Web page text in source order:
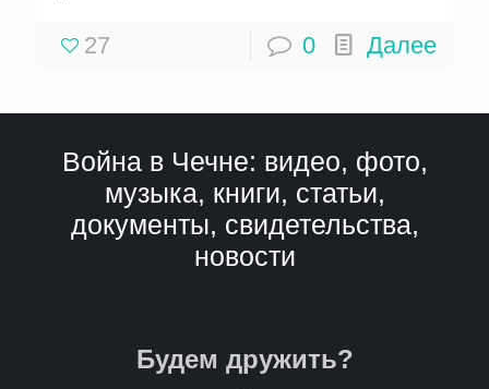
27 0 Далее
Война в Чечне: видео, фото,
музыка, книги, статьи,
документы, свидетельства,
новости
Будем дружить?